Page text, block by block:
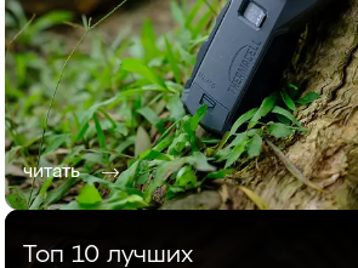
читать
Топ 10 лучших